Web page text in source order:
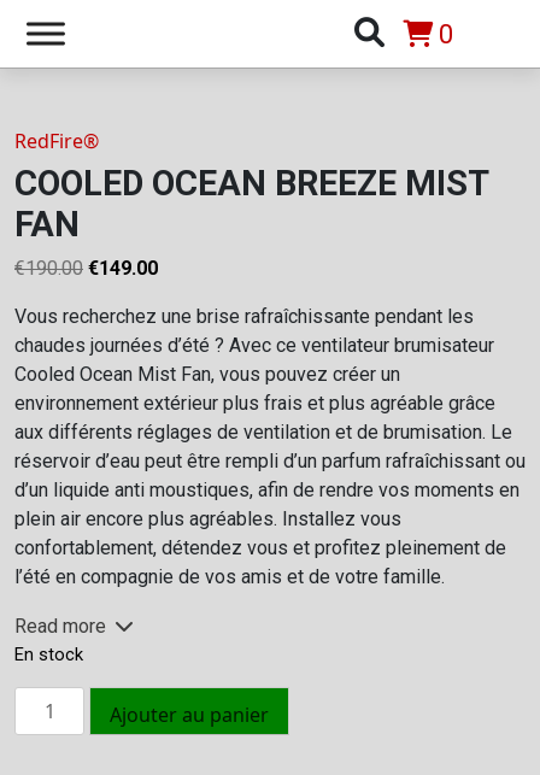
0
RedFire®
COOLED OCEAN BREEZE MIST
FAN
€190.00 Le
initial
était :
€190.00.
€149.00Le
actuel
est :
€149.00.
Vous recherchez une brise rafraîchissante pendant les
chaudes journées d’été ? Avec ce ventilateur brumisateur
Cooled Ocean Mist Fan, vous pouvez créer un
environnement extérieur plus frais et plus agréable grâce
aux différents réglages de ventilation et de brumisation. Le
réservoir d’eau peut être rempli d’un parfum rafraîchissant ou
d’un liquide anti moustiques, afin de rendre vos moments en
plein air encore plus agréables. Installez vous
confortablement, détendez vous et profitez pleinement de
l’été en compagnie de vos amis et de votre famille.
Read more
En stock
quantité
de
Ajouter au panier